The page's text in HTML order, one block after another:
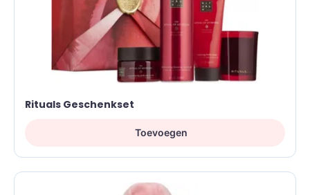
Rituals Geschenkset
Toevoegen